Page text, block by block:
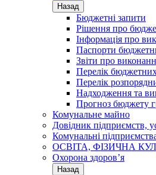
Назад
Бюджетні запити
Рішення про
Інформація про
Паспорти
Звіти про
Перелік
Перелік
Надходження та
Прогноз бюджету
Комунальне майно
Довідник підприємств,
Комунальні
ОСВІТА, ФІЗИЧНА
Охорона здоров’я
Назад